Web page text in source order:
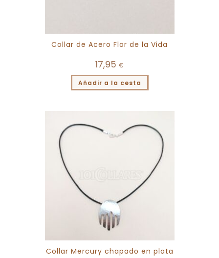
Collar de Acero Flor de la Vida
17,95 €
Añadir a la cesta
Collar Mercury chapado en plata